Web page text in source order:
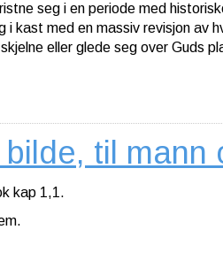
seg i en periode med
kast med en massiv revisjon av
eller glede seg over Guds
til mann
kap 1,1.